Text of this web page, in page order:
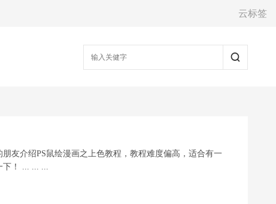
云标签
友介绍PS鼠绘漫画之上色教程，教程难度偏高，适合有一
下！ ... ... ...